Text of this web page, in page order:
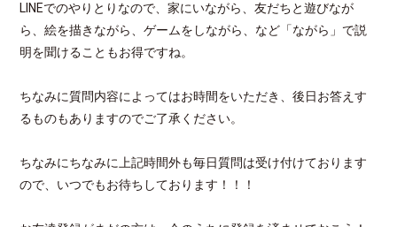
LINEでのやりとりなので、家にいながら、友だちと遊びなが
ら、絵を描きながら、ゲームをしながら、など「ながら」で説
明を聞けることもお得ですね。
ちなみに質問内容によってはお時間をいただき、後日お答えす
るものもありますのでご了承ください。
ちなみにちなみに上記時間外も毎日質問は受け付けております
ので、いつでもお待ちしております！！！